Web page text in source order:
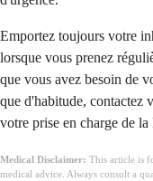
Emportez toujours votre
lorsque vous prenez
que vous avez besoin de
que d'habitude, contactez
votre prise en charge de
Medical Disclaimer: This article is
medical advice. Always consult a